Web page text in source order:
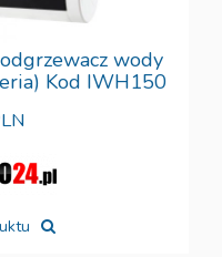
wody
Kod IWH150